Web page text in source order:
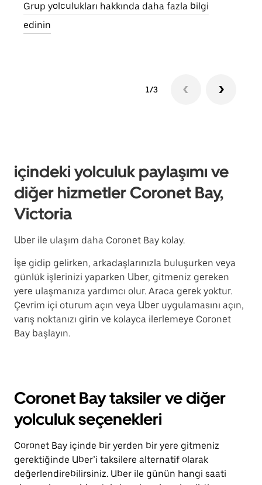
Grup yolculukları hakkında daha fazla bilgi
edinin
1/3
içindeki yolculuk paylaşımı ve
diğer hizmetler Coronet Bay,
Victoria
Uber ile ulaşım daha Coronet Bay kolay.
İşe gidip gelirken, arkadaşlarınızla buluşurken veya
günlük işlerinizi yaparken Uber, gitmeniz gereken
yere ulaşmanıza yardımcı olur. Araca gerek yoktur.
Çevrim içi oturum açın veya Uber uygulamasını açın,
varış noktanızı girin ve kolayca ilerlemeye Coronet
Bay başlayın.
Coronet Bay taksiler ve diğer
yolculuk seçenekleri
Coronet Bay içinde bir yerden bir yere gitmeniz
gerektiğinde Uber’i taksilere alternatif olarak
değerlendirebilirsiniz. Uber ile günün hangi saati